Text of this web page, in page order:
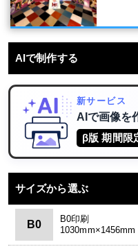
AIで制作する
新サービス
AIで画像を
β版 期間限
サイズから選ぶ
B0
B0印刷
1030mm×1456mm